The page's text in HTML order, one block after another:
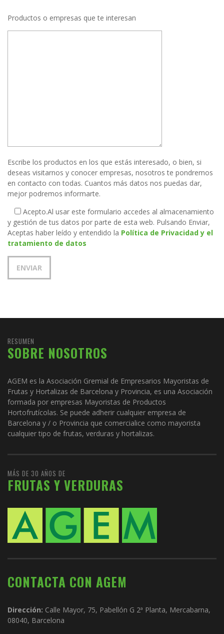
Productos o empresas que te interesan
Escribe los productos en los que estás interesado, o bien, si
deseas visitarnos y conocer empresas, nosotros te pondremos
en contacto con todas. Cuantos más datos nos puedas dar,
mejor podremos informarte.
Acepto.Al usar este formulario accedes al almacenamiento
y gestión de tus datos por parte de esta web. Pulsando Enviar,
Aceptas haber leído y entendido la Política de Privacidad y el
tratamiento de datos
RESUMEN
SOBRE NOSOTROS
AGEM es la Asociación Gremial de Empresarios Mayoristas de
Frutas y Hortalizas de Barcelona y Provincia, es una Asociación
formada por empresas Mayoristas de Productos
Hortofrutícolas. Se puede adherir cualquier empresa de
Barcelona y / o Provincia que comercialice como mayorista
cualquier tipo de frutas, verduras y hortalizas.
MÁS DE 30 AÑOS DE
FRUTAS Y VERDURAS
CONTACTA CON AGEM
Dirección: Calle Mayor, 75, Pabellón G 2ª Planta, Mercabarna,
08040, Barcelona